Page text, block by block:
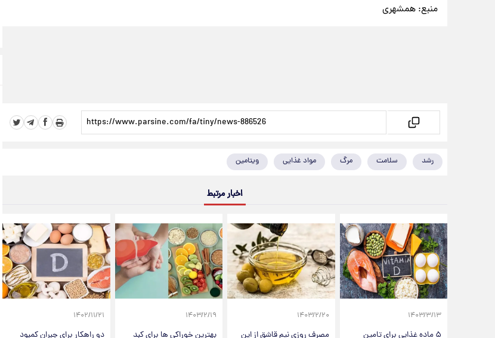
منبع: همشهری
رشد سلامت مرگ مواد غذایی ویتامین
اخبار مرتبط
۱۴۰۳/۳/۱۳
۵ ماده غذایی برای تامین
۱۴۰۳/۲/۲۰
مصرف روزی نیم قاشق از این
۱۴۰۳/۲/۱۹
بهترین خوراکی ها برای کبد
۱۴۰۲/۱۱/۲۱
دو راهکار برای جبران کمبود